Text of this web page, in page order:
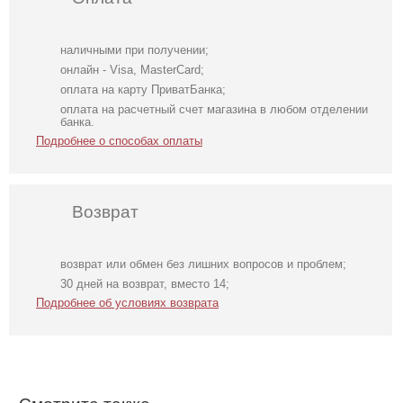
наличными при получении;
онлайн - Visa, MasterCard;
оплата на карту ПриватБанка;
оплата на расчетный счет магазина в любом отделении
банка.
Подробнее о способах оплаты
Возврат
возврат или обмен без лишних вопросов и проблем;
30 дней на возврат, вместо 14;
Подробнее об условиях возврата
Фатиновое
короткое белое
платье с
Легкое
шифоновое
короткое платье